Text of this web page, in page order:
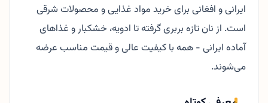
ایرانی و افغانی برای خرید مواد غذایی و محصولات شرقی
است. از نان تازه بربری گرفته تا ادویه، خشکبار و غذاهای
آماده ایرانی - همه با کیفیت عالی و قیمت مناسب عرضه
می‌شوند.